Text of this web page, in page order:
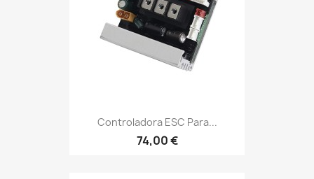
Controladora ESC Para...
74,00 €